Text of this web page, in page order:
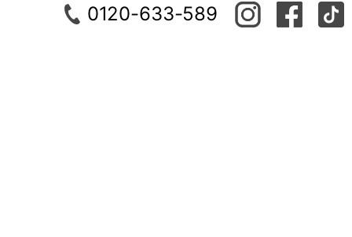
0120-633-589